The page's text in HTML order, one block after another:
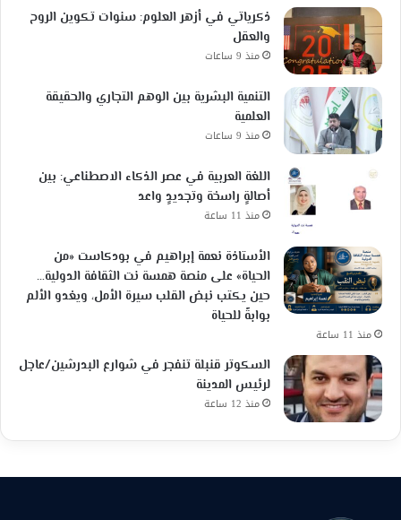
ذكرياتي في أزهر العلوم: سنوات تكوين الروح
والعقل
منذ 9 ساعات
التنمية البشرية بين الوهم التجاري والحقيقة
العلمية
منذ 9 ساعات
اللغة العربية في عصر الذكاء الاصطناعي: بين
أصالةٍ راسخة وتجديدٍ واعد
منذ 11 ساعة
الأستاذة نعمة إبراهيم في بودكاست «من
الحياة» على منصة همسة نت الثقافة الدولية…
حين يكتب نبض القلب سيرة الأمل، ويغدو الألم
بوابةً للحياة
منذ 11 ساعة
السكوتر قنبلة تنفجر في شوارع البدرشين/عاجل
لرئيس المدينة
منذ 12 ساعة